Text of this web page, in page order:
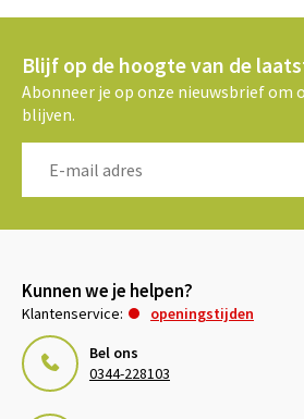
Blijf op de hoogte van de
Abonneer je op onze nieuwsbrief om
blijven.
Kunnen we je helpen?
Klantenservice:
openingstijden
Bel ons
0344-228103